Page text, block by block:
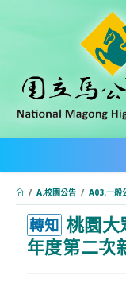
內
/ A.校園公告 / A03.一般
轉知 桃園大
年度第二次